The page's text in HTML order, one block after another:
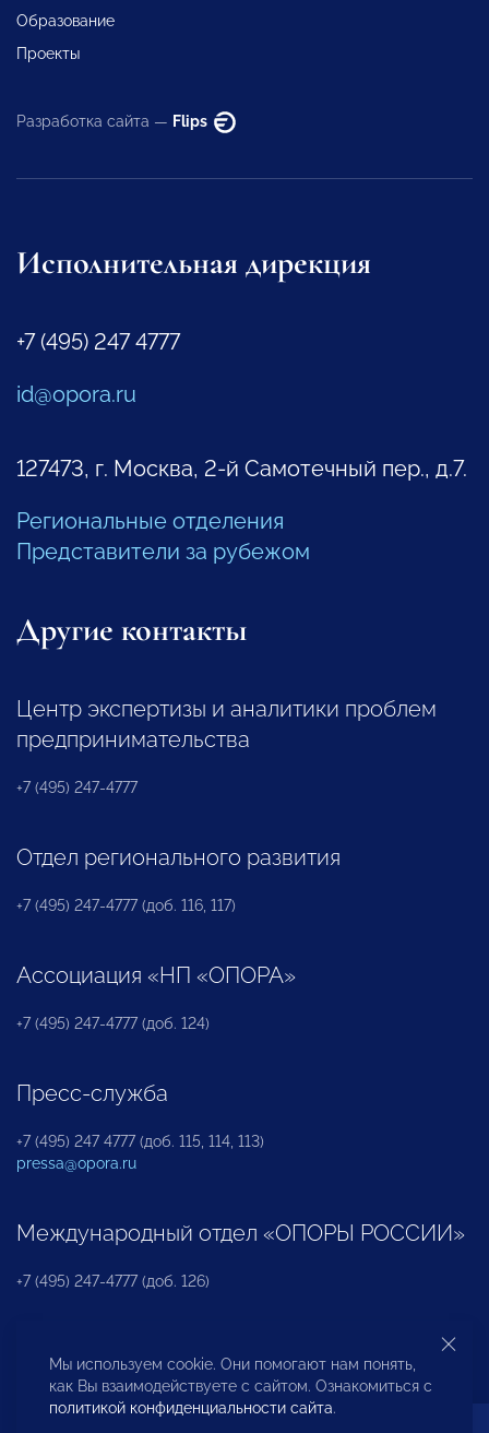
Образование
Проекты
Разработка сайта — Flips
Исполнительная дирекция
+7 (495) 247 4777
id@opora.ru
127473, г. Москва, 2-й Самотечный пер., д.7.
Региональные отделения
Представители за рубежом
Другие контакты
Центр экспертизы и аналитики проблем
предпринимательства
+7 (495) 247-4777
Отдел регионального развития
+7 (495) 247-4777 (доб. 116, 117)
Ассоциация «НП «ОПОРА»
+7 (495) 247-4777 (доб. 124)
Пресс-служба
+7 (495) 247 4777 (доб. 115, 114, 113)
pressa@opora.ru
Международный отдел «ОПОРЫ РОССИИ»
+7 (495) 247-4777 (доб. 126)
Бюро по защите прав предпринимателей и
инвесторов
Мы используем cookie. Они помогают нам понять,
как Вы взаимодействуете с сайтом. Ознакомиться с
политикой конфиденциальности сайта.